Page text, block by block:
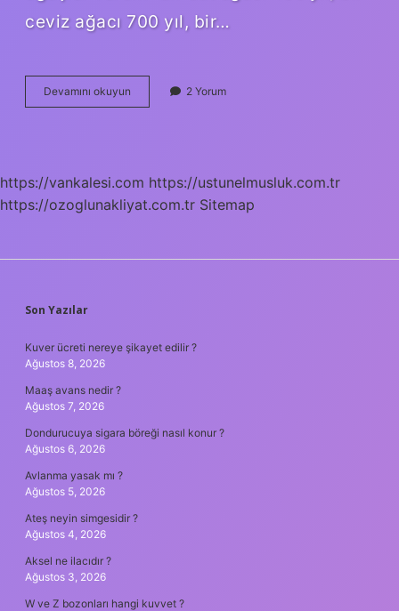
ceviz ağacı 700 yıl, bir…
Devamını okuyun
Ağaç
2 Yorum
https://vankalesi.com https://ustunelmusluk.com.tr
https://ozoglunakliyat.com.tr Sitemap
SIDEBAR
Son Yazılar
Kuver ücreti nereye şikayet edilir ?
Ağustos 8, 2026
Maaş avans nedir ?
Ağustos 7, 2026
Dondurucuya sigara böreği nasıl konur ?
Ağustos 6, 2026
Avlanma yasak mı ?
Ağustos 5, 2026
Ateş neyin simgesidir ?
Ağustos 4, 2026
Aksel ne ilacıdır ?
Ağustos 3, 2026
W ve Z bozonları hangi kuvvet ?